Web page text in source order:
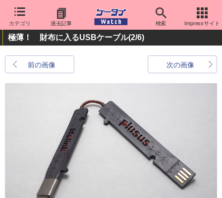
カテゴリ 過去記事 検索 Impressサイト
極薄！ 財布に入るUSBケーブル(2/6)
前の画像 次の画像